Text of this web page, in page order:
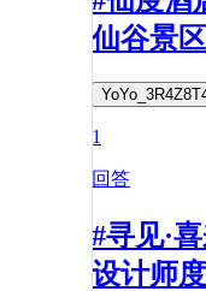
仙谷景
1
回答
#寻见·
设计师